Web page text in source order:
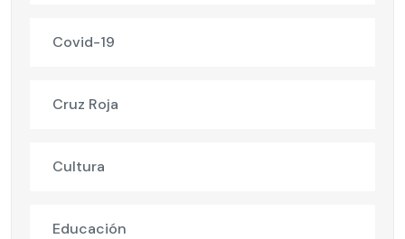
Covid-19
Cruz Roja
Cultura
Educación